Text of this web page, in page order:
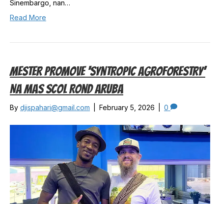
Sinembargo, nan…
Read More
Mester Promove ‘Syntropic Agroforestry’
Na Mas Scol Rond Aruba
By djispahari@gmail.com February 5, 2026 0